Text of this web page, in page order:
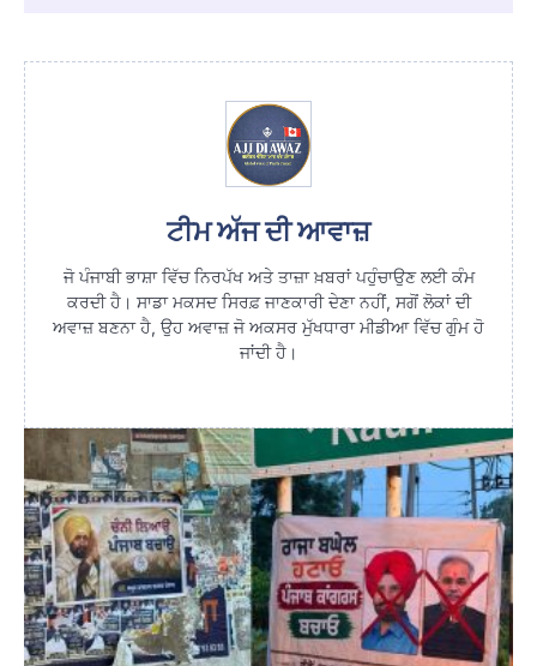
ਟੀਮ ਅੱਜ ਦੀ ਆਵਾਜ਼
ਜੋ ਪੰਜਾਬੀ ਭਾਸ਼ਾ ਵਿੱਚ ਨਿਰਪੱਖ ਅਤੇ ਤਾਜ਼ਾ ਖ਼ਬਰਾਂ ਪਹੁੰਚਾਉਣ ਲਈ ਕੰਮ
ਕਰਦੀ ਹੈ। ਸਾਡਾ ਮਕਸਦ ਸਿਰਫ਼ ਜਾਣਕਾਰੀ ਦੇਣਾ ਨਹੀਂ, ਸਗੋਂ ਲੋਕਾਂ ਦੀ
ਅਵਾਜ਼ ਬਣਨਾ ਹੈ, ਉਹ ਅਵਾਜ਼ ਜੋ ਅਕਸਰ ਮੁੱਖਧਾਰਾ ਮੀਡੀਆ ਵਿੱਚ ਗੁੰਮ ਹੋ
ਜਾਂਦੀ ਹੈ।